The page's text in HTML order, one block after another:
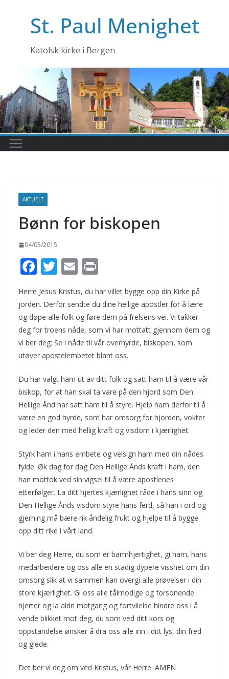
St. Paul Menighet
Katolsk kirke i Bergen
AKTUELT
Bønn for biskopen
04/03/2015
F
e
b
o
o
k
T
itt
er
E
m
ai
l
t
Herre Jesus Kristus, du har villet bygge opp din Kirke på
jorden. Derfor sendte du dine hellige apostler for å lære
og døpe alle folk og føre dem på frelsens vei. Vi takker
deg for troens nåde, som vi har mottatt gjennom dem og
vi ber deg: Se i nåde til vår overhyrde, biskopen, som
utøver apostelembetet blant oss.
Du har valgt ham ut av ditt folk og satt ham til å være vår
biskop, for at han skal ta vare på den hjord som Den
Hellige Ånd har satt ham til å styre. Hjelp ham derfor til å
være en god hyrde, som har omsorg for hjorden, vokter
og leder den med hellig kraft og visdom i kjærlighet.
Styrk ham i hans embete og velsign ham med din nådes
fylde. Øk dag for dag Den Hellige Ånds kraft i ham, den
han mottok ved sin vigsel til å være apostlenes
etterfølger. La ditt hjertes kjærlighet råde i hans sinn og
Den Hellige Ånds visdom styre hans ferd, så han i ord og
gjerning må bære rik åndelig frukt og hjelpe til å bygge
opp ditt rike i vårt land.
Vi ber deg Herre, du som er barmhjertighet, gi ham, hans
medarbeidere og oss alle en stadig dypere visshet om din
omsorg slik at vi sammen kan overgi alle prøvelser i din
store kjærlighet. Gi oss alle tålmodige og forsonende
hjerter og la aldri motgang og fortvilelse hindre oss i å
vende blikket mot deg, du som ved ditt kors og
oppstandelse ønsker å dra oss alle inn i ditt lys, din fred
og glede.
Det ber vi deg om ved Kristus, vår Herre. AMEN